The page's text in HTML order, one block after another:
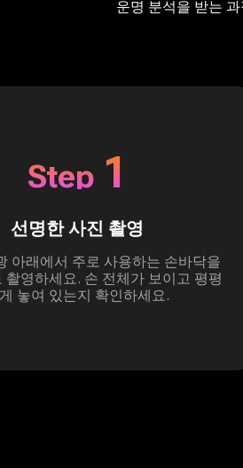
운명 분석을 받는
Step 1
선명한 사진 촬영
아래에서 주로 사용하는 손바닥을
촬영하세요. 손 전체가 보이고 평평
놓여 있는지 확인하세요.